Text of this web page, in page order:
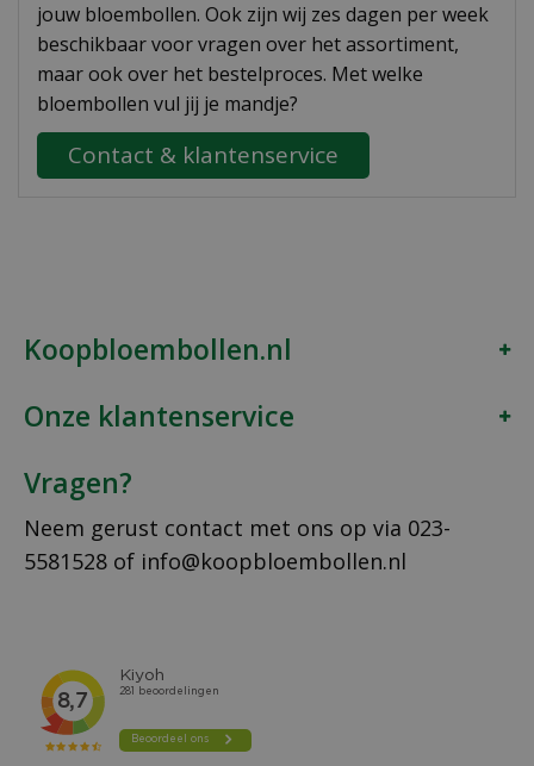
jouw bloembollen. Ook zijn wij zes dagen per week
beschikbaar voor vragen over het assortiment,
maar ook over het bestelproces. Met welke
bloembollen vul jij je mandje?
Contact & klantenservice
Koopbloembollen.nl
Onze klantenservice
Vragen?
Neem gerust contact met ons op via 023-
5581528 of info@koopbloembollen.nl